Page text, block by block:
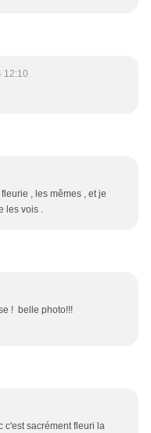
12:10
, les mêmes , et je
les vois .
! belle photo!!!
c'est sacrément fleuri la